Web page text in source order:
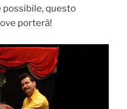
possibile, questo
porterà!